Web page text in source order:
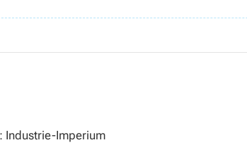
Industrie-Imperium